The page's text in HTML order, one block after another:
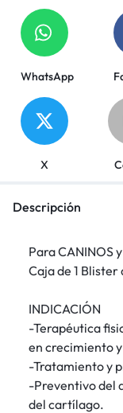
WhatsApp
X
Descripción
Para CANINOS
Caja de 1 Blister
INDICACIÓN
-Terapéutica
en crecimiento
-Tratamiento y
-Preventivo del
del cartílago.